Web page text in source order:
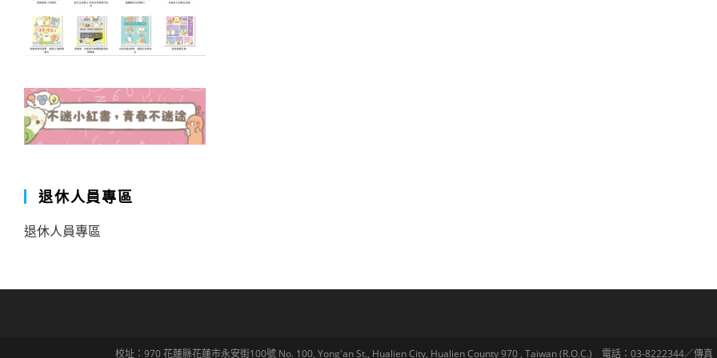
退休人員專區
退休人員專區
校址：970 花蓮縣花蓮市永安街100號 No. 100, Yong'an St., Hualien City, Hualien County 970 , Taiwan (R.O.C.) 電話：03-8222344／傳